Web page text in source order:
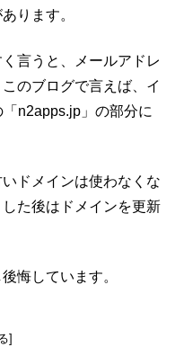
ります。
言うと、メールアドレ
のブログで言えば、イ
n2apps.jp」の部分に
ドメインは使わなくな
た後はドメインを更新
悔しています。